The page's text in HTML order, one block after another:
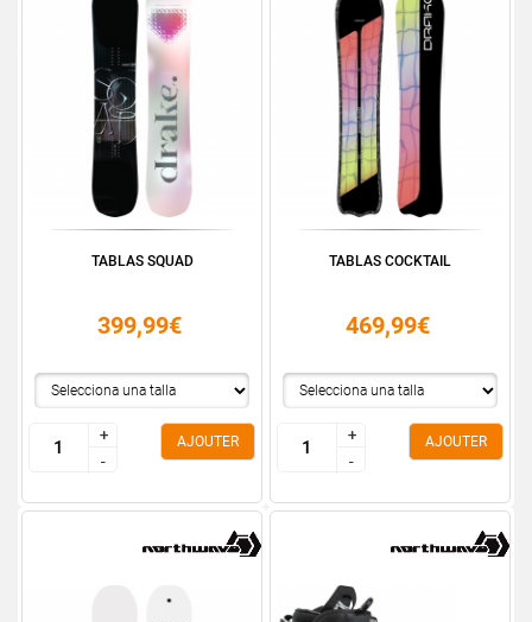
TABLAS SQUAD
399,99€
+
-
+
-
AJOUTER
TABLAS COCKTAIL
469,99€
+
-
+
-
AJOUTER